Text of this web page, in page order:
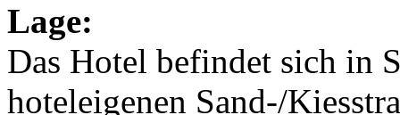
Lage:
Das Hotel befindet sich in
hoteleigenen Sand-/